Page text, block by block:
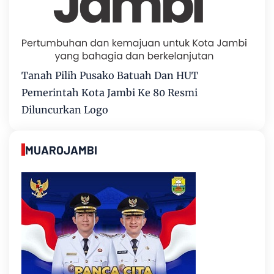
Tanah Pilih Pusako Batuah Dan HUT
Pemerintah Kota Jambi Ke 80 Resmi
Diluncurkan Logo
MUAROJAMBI